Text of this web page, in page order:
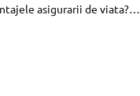
asigurarii de viata?…